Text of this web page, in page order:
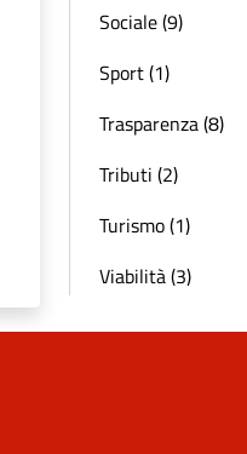
Sociale (9)
Sport (1)
Trasparenza (8)
Tributi (2)
Turismo (1)
Viabilità (3)